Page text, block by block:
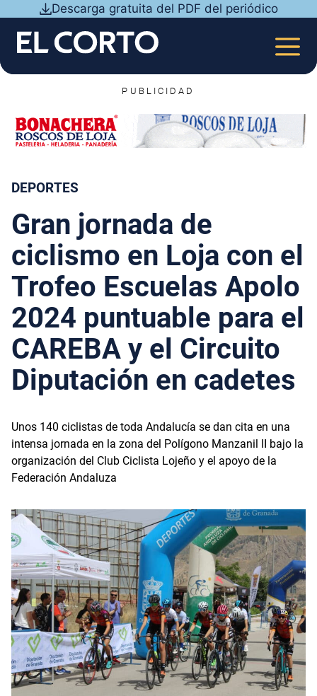
contenido
Descarga gratuita del PDF del periódico
PUBLICIDAD
DEPORTES
Gran jornada de
ciclismo en Loja con el
Trofeo Escuelas Apolo
2024 puntuable para el
CAREBA y el Circuito
Diputación en cadetes
Unos 140 ciclistas de toda Andalucía se dan cita en una
intensa jornada en la zona del Polígono Manzanil II bajo la
organización del Club Ciclista Lojeño y el apoyo de la
Federación Andaluza